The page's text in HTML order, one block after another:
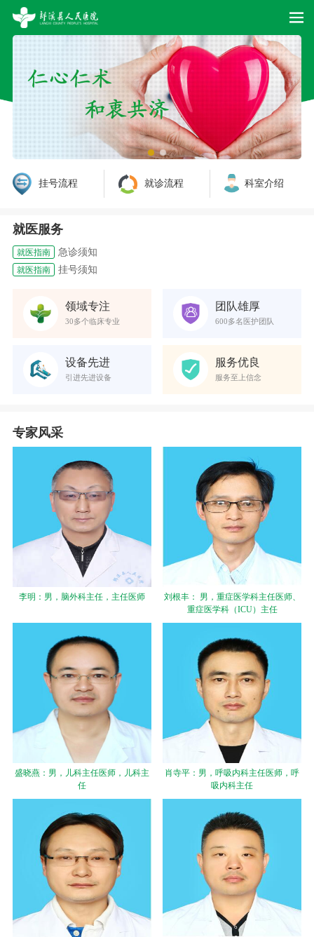
挂号流程 就诊流程 科室介绍
就医服务
就医指南 办理新生儿《出生医学证明》须知
预约挂号流程
就医指南 体检指南
就医指南 急诊须知
就医指南 挂号须知
就医指南 专家门诊时间
就医指南 乘车路线
办理新生儿《出生医学证明》须知
就医指南 预约挂号流程
就医指南 急诊须知
就医指南 挂号须知
医院地理位置
专家门诊时间
就医指南 乘车路线
就诊流程
领域专注
30多个临床专业
团队雄厚
600多名医护团队
设备先进
引进先进设备
服务优良
服务至上信念
专家风采
李明：男，脑外科主任，主任医师
刘根丰： 男，重症医学科主任医师、
重症医学科（ICU）主任
盛晓燕：男，儿科主任医师，儿科主
任
肖寺平：男，呼吸内科主任医师，呼
吸内科主任